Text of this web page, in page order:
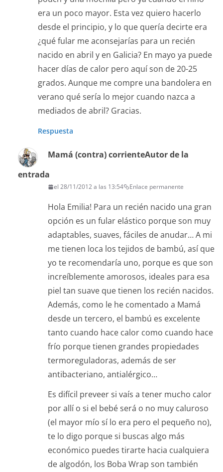
era un poco mayor. Esta vez quiero hacerlo
desde el principio, y lo que quería decirte era
¿qué fular me aconsejarías para un recién
nacido en abril y en Galicia? En mayo ya puede
hacer días de calor pero aquí son de 20-25
grados. Aunque me compre una bandolera en
verano qué sería lo mejor cuando nazca a
mediados de abril? Gracias.
Respuesta
Mamá (contra) corrienteAutor de la
entrada
el 28/11/2012 a las 13:54 Enlace permanente
Hola Emilia! Para un recién nacido una gran
opción es un fular elástico porque son muy
adaptables, suaves, fáciles de anudar… A mi
me tienen loca los tejidos de bambú, así que
yo te recomendaría uno, porque es que son
increíblemente amorosos, ideales para esa
piel tan suave que tienen los recién nacidos.
Además, como le he comentado a Mamá
desde un tercero, el bambú es excelente
tanto cuando hace calor como cuando hace
frío porque tienen grandes propiedades
termoreguladoras, además de ser
antibacteriano, antialérgico…
Es difícil preveer si vaís a tener mucho calor
por allí o si el bebé será o no muy caluroso
(el mayor mío sí lo era pero el pequeño no),
te lo digo porque si buscas algo más
económico puedes tirarte hacia cualquiera
de algodón, los Boba Wrap son también